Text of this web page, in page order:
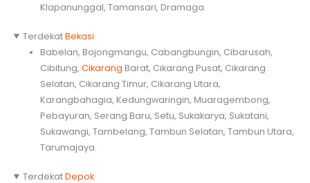
Klapanunggal, Tamansari, Dramaga.
TerdekatBekasi
Babelan, Bojongmangu, Cabangbungin, Cibarusah,
Cibitung, Cikarang Barat, Cikarang Pusat, Cikarang
Selatan, Cikarang Timur, Cikarang Utara,
Karangbahagia, Kedungwaringin, Muaragembong,
Pebayuran, Serang Baru, Setu, Sukakarya, Sukatani,
Sukawangi, Tambelang, Tambun Selatan, Tambun Utara,
Tarumajaya.
TerdekatDepok